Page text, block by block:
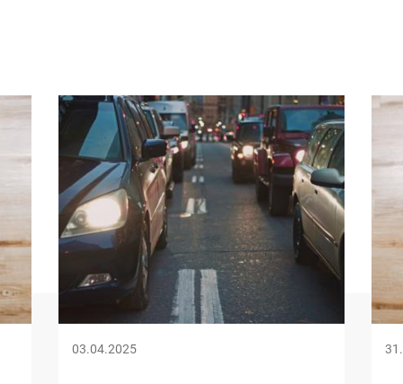
Image
03.04.2025